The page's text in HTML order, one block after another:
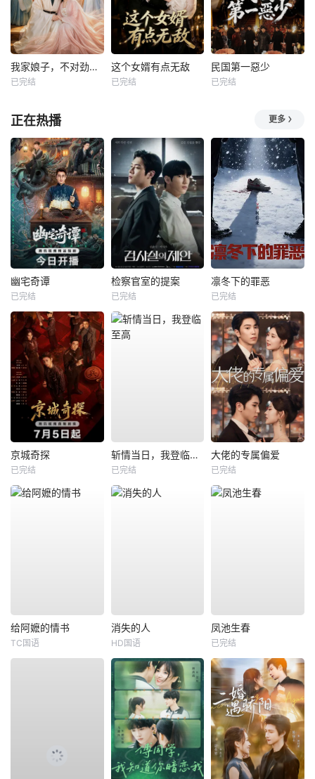
我家娘子，不对劲第四季
已完结
这个女婿有点无敌
已完结
民国第一惡少
已完结
正在热播 更多
幽宅奇谭
已完结
检察官室的提案
已完结
凛冬下的罪恶
已完结
京城奇探
已完结
斩情当日，我登临至高
已完结
大佬的专属偏爱
已完结
给阿嬷的情书
TC国语
消失的人
HD国语
凤池生春
已完结